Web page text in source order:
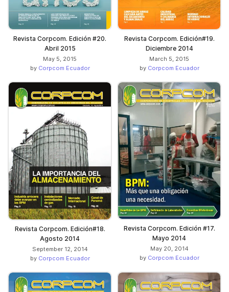
Revista Corpcom. Edición #20.
Abril 2015
May 5, 2015
by Corpcom Ecuador
Revista Corpcom. Edición#19.
Diciembre 2014
March 5, 2015
by Corpcom Ecuador
Revista Corpcom. Edición#18.
Agosto 2014
September 12, 2014
by Corpcom Ecuador
Revista Corpcom. Edición #17.
Mayo 2014
May 20, 2014
by Corpcom Ecuador